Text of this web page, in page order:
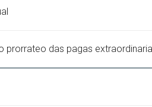
prorrateo das pagas